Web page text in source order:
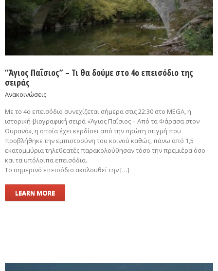
“Άγιος Παΐσιος” – Τι θα δούμε στο 4ο επεισόδιο της
σειράς
Ανακοινώσεις
Με το 4ο επεισόδιο συνεχίζεται σήμερα στις 22:30 στο MEGA, η
ιστορική-βιογραφική σειρά «Άγιος Παΐσιος – Από τα Φάρασα στον
Ουρανό», η οποία έχει κερδίσει από την πρώτη στιγμή που
προβλήθηκε την εμπιστοσύνη του κοινού καθώς, πάνω από 1,5
εκατομμύρια τηλεθεατές παρακολούθησαν τόσο την πρεμιέρα όσο
και τα υπόλοιπα επεισόδια.
Το σημερινό επεισόδιο ακολουθεί την […]
LEARN MORE